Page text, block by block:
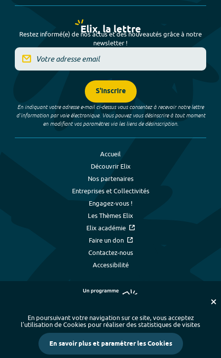
Elix, la lettre
Restez informé(e) de nos actus et des nouveautés grâce à notre
newsletter !
S'inscrire
En indiquant votre adresse e-mail ci-dessus vous consentez à recevoir notre lettre
d’information par voie électronique. Vous pouvez vous désinscrire à tout moment
en modifiant vos paramètres via les liens de désinscription.
Accueil
Découvrir Elix
Nos partenaires
Entreprises et Collectivités
Engagez-vous !
Les Thèmes Elix
Elix académie
Faire un don
Contactez-nous
Accessibilité
Plan du site - Index alphabétique
-
Mentions légales et données personnelles
- Paramétrer les cookies
Crédits
En poursuivant votre navigation sur ce site, vous acceptez
l’utilisation de Cookies pour réaliser des statistiques de visites
En savoir plus et paramétrer les Cookies